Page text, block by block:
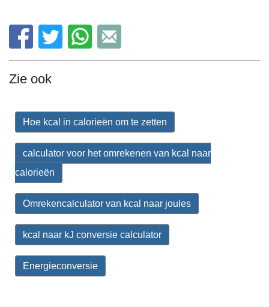
Zie ook
Hoe kcal in calorieën om te zetten
calculator voor het omrekenen van kcal naar
calorieën
Omrekencalculator van kcal naar joules
kcal naar kJ conversie calculator
Energieconversie